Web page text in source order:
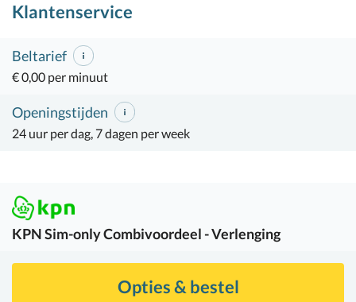
Klantenservice
Beltarief
€ 0,00 per minuut
Openingstijden
24 uur per dag, 7 dagen per week
KPNSim-only Combivoordeel - Verlenging
Opties & bestel